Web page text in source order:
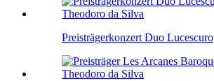
Preisträgerkonzert Duo Lucescuro